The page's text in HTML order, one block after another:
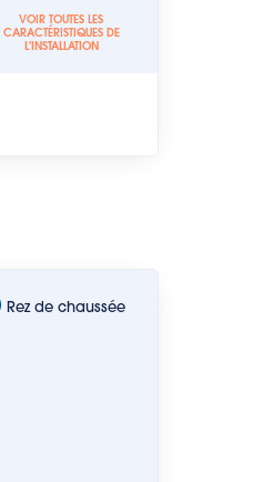
VOIR TOUTES LES
CARACTÉRISTIQUES DE
L'INSTALLATION
Rez de chaussée